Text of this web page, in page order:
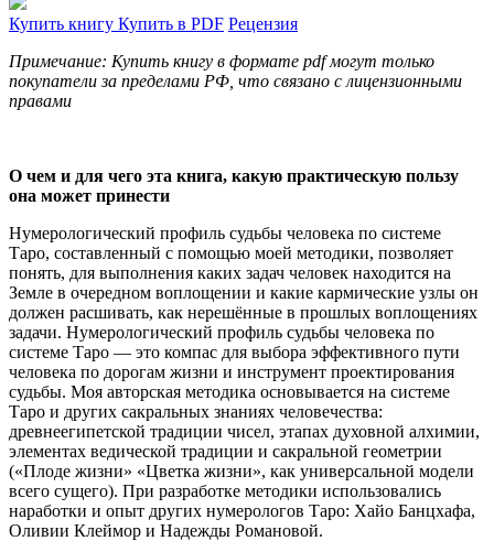
Купить книгу Купить в PDF Рецензия
Примечание: Купить книгу в формате pdf могут только
покупатели за пределами РФ, что связано с лицензионными
правами
О чем и для чего эта книга, какую практическую пользу
она может принести
Нумерологический профиль судьбы человека по системе
Таро, составленный с помощью моей методики, позволяет
понять, для выполнения каких задач человек находится на
Земле в очередном воплощении и какие кармические узлы он
должен расшивать, как нерешённые в прошлых воплощениях
задачи. Нумерологический профиль судьбы человека по
системе Таро — это компас для выбора эффективного пути
человека по дорогам жизни и инструмент проектирования
судьбы. Моя авторская методика основывается на системе
Таро и других сакральных знаниях человечества:
древнеегипетской традиции чисел, этапах духовной алхимии,
элементах ведической традиции и сакральной геометрии
(«Плоде жизни» «Цветка жизни», как универсальной модели
всего сущего). При разработке методики использовались
наработки и опыт других нумерологов Таро: Хайо Банцхафа,
Оливии Клеймор и Надежды Романовой.